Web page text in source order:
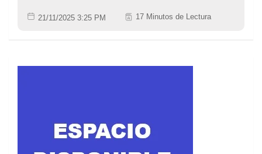
21/11/2025 3:25 PM 17 Minutos de Lectura